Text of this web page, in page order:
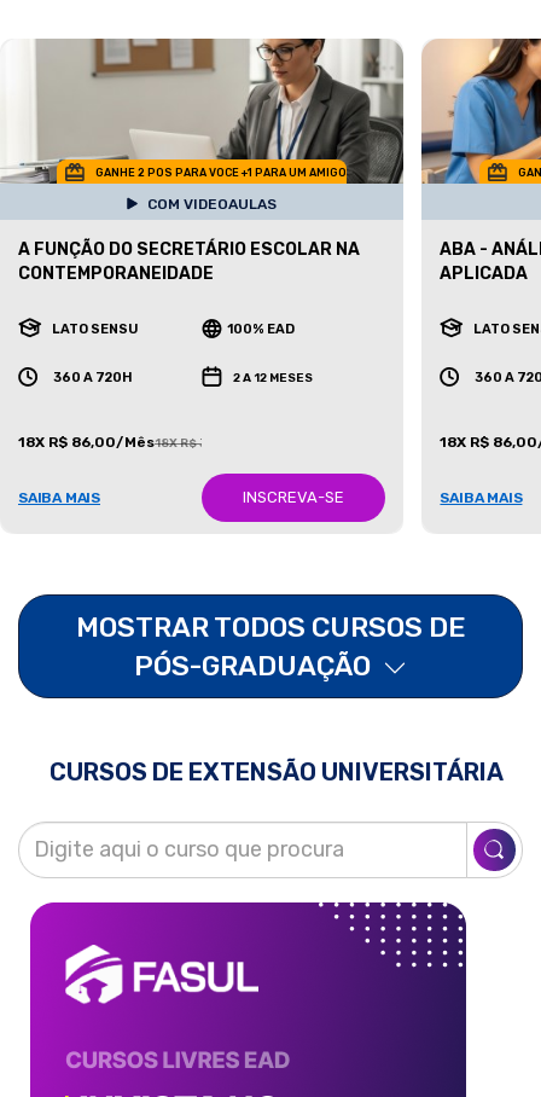
GANHE 2 POS PARA VOCE +1 PARA UM AMIGO
COM VIDEOAULAS
A FUNÇÃO DO SECRETÁRIO ESCOLAR NA
CONTEMPORANEIDADE
LATO SENSU 100% EAD
360 A 720H 2 A 12 MESES
18X R$ 86,00/Mês18X R$ 387,00/Mês
SAIBA MAIS INSCREVA-SE
ABA -
APLICADA
LATO
360 A
18X R$
SAIBA MAIS
MOSTRAR TODOS CURSOS DE
PÓS-GRADUAÇÃO
CURSOS DE EXTENSÃO UNIVERSITÁRIA